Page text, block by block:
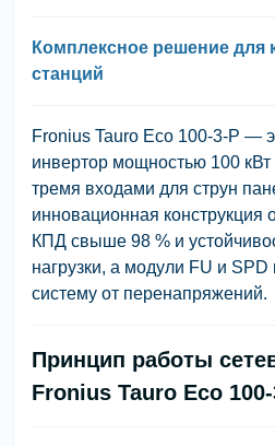
Комплексное решение для
станций
Fronius Tauro Eco 100-3-P —
инвертор мощностью 100
тремя входами для струн
инновационная конструкция
КПД свыше 98 % и
нагрузки, а модули FU и
систему от перенапряжений.
Принцип работы
Fronius Tauro Eco